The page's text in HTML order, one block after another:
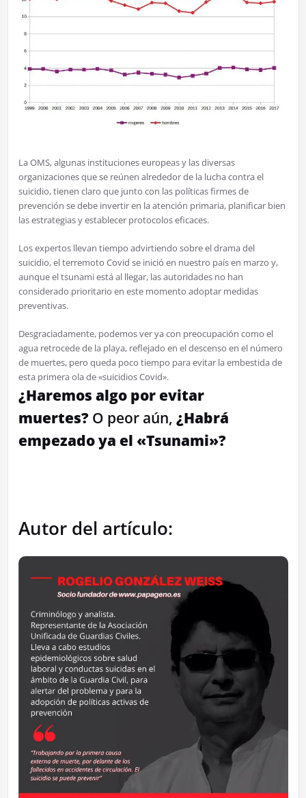
La OMS, algunas instituciones europeas y las diversas
organizaciones que se reúnen alrededor de la lucha contra el
suicidio, tienen claro que junto con las políticas firmes de
prevención se debe invertir en la atención primaria, planificar bien
las estrategias y establecer protocolos eficaces.
Los expertos llevan tiempo advirtiendo sobre el drama del
suicidio, el terremoto Covid se inició en nuestro país en marzo y,
aunque el tsunami está al llegar, las autoridades no han
considerado prioritario en este momento adoptar medidas
preventivas.
Desgraciadamente, podemos ver ya con preocupación como el
agua retrocede de la playa, reflejado en el descenso en el número
de muertes, pero queda poco tiempo para evitar la embestida de
esta primera ola de «suicidios Covid».
¿Haremos algo por evitar
muertes? O peor aún, ¿Habrá
empezado ya el «Tsunami»?
Autor del artículo: